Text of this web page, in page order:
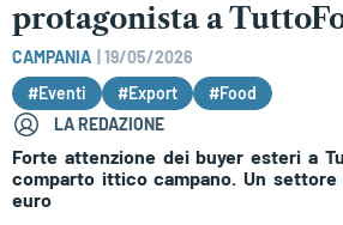
protagonista a
CAMPANIA
19/05/2026
#Eventi
#Export
#Food
LA REDAZIONE
Forte attenzione dei buyer esteri a
comparto ittico campano. Un
euro